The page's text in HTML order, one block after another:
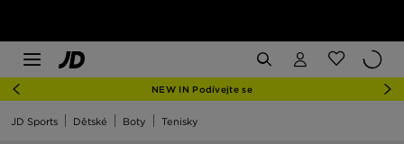
NEW IN Podívejte se
JD Sports Dětské Boty Tenisky